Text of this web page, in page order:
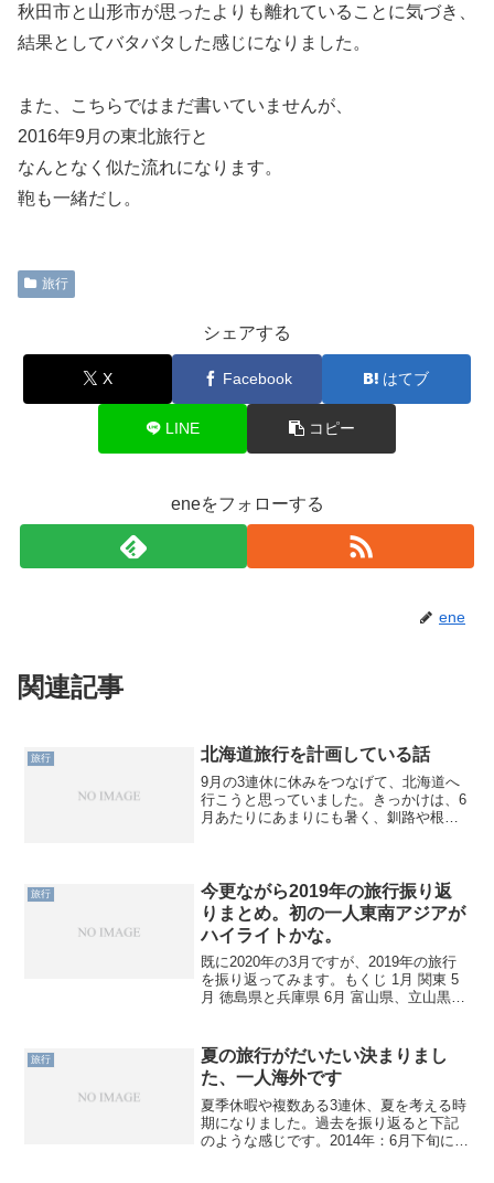
秋田市と山形市が思ったよりも離れていることに気づき、
結果としてバタバタした感じになりました。
また、こちらではまだ書いていませんが、
2016年9月の東北旅行と
なんとなく似た流れになります。
鞄も一緒だし。
旅行
シェアする
X Facebook はてブ
LINE コピー
eneをフォローする
ene
関連記事
旅行 北海道旅行を計画している話
9月の3連休に休みをつなげて、北海道へ
行こうと思っていました。きっかけは、6
月あたりにあまりにも暑く、釧路や根室
ってみたく、道北から...
旅行
今更ながら2019年の旅行振り返
りまとめ。初の一人東南アジアが
ハイライトかな。
既に2020年の3月ですが、2019年の旅行
を振り返ってみます。もくじ 1月 関東 5
月 徳島県と兵庫県 6月 富山県、立山黒部
関東まず、お正月にちょ...
旅行
夏の旅行がだいたい決まりまし
た、一人海外です
夏季休暇や複数ある3連休、夏を考える時
期になりました。過去を振り返ると下記
のような感じです。2014年：6月下旬に北